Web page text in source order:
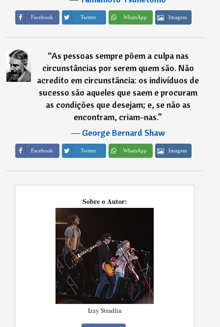
Facebook Twitter WhatsApp Imagem
“As pessoas sempre põem a culpa nas
circunstâncias por serem quem são. Não
acredito em circunstância: os indivíduos de
sucesso são aqueles que saem e procuram
as condições que desejam; e, se não as
encontram, criam-nas.”
―George Bernard Shaw
Facebook Twitter WhatsApp Imagem
Sobre o Autor:
Izzy Stradlin